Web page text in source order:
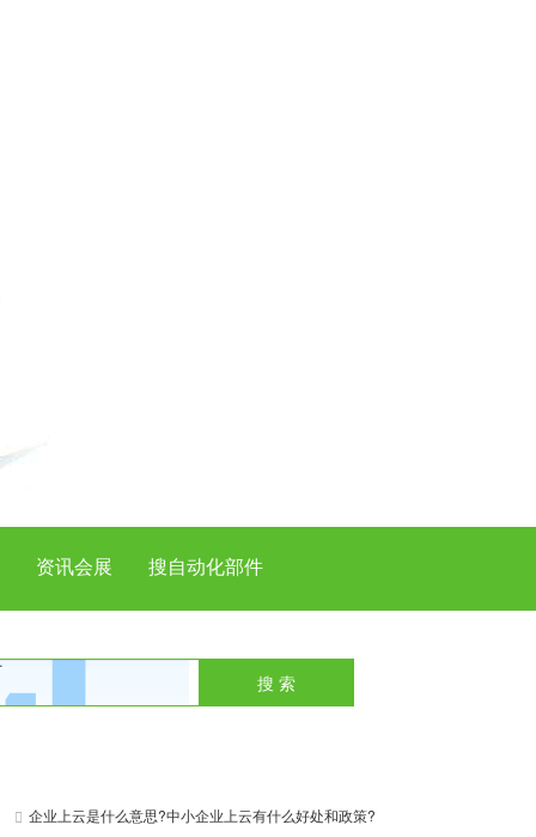
资讯会展 搜自动化部件
搜 索
企业上云是什么意思?中小企业上云有什么好处和政策?